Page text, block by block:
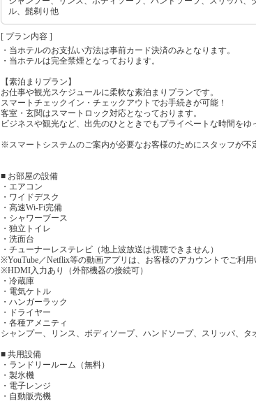
ル、髭剃り他
[ プラン内容 ]
・当ホテルのお支払い方法は事前カード決済のみとなります。
・当ホテルは完全禁煙となっております。
【素泊まりプラン】
お仕事や観光スケジュールに柔軟な素泊まりプランです。
スマートチェックイン・チェックアウトでお手続きが可能！
客室・玄関はスマートロック対応となっております。
ビジネスや観光など、出先のひとときでもプライベートな時間をゆ
※スマートシステムのご案内が必要なお客様のためにスタッフが不
■ お部屋の設備
・エアコン
・ワイドデスク
・高速Wi-Fi完備
・シャワーブース
・独立トイレ
・洗面台
・チューナーレステレビ（地上波放送は視聴できません）
※YouTube／Netflix等の動画アプリは、お客様のアカウントでご利用
※HDMI入力あり（外部機器の接続可）
・冷蔵庫
・電気ケトル
・ハンガーラック
・ドライヤー
・各種アメニティ
シャンプー、リンス、ボディソープ、ハンドソープ、スリッパ、タ
■ 共用設備
・ランドリールーム（無料）
・製氷機
・電子レンジ
・自動販売機